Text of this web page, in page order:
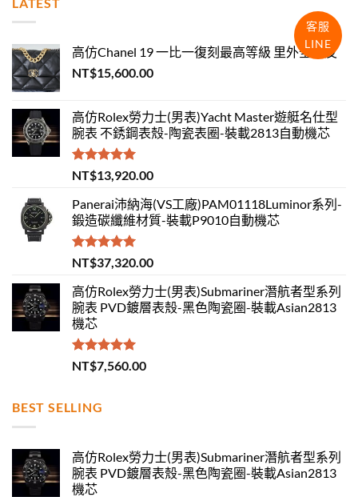
高仿Chanel 19 一比一復刻最高等級 里外全羊皮
NT$15,600.00
高仿Rolex勞力士(男表)Yacht Master遊艇名仕型
腕表 不銹鋼表殼-陶瓷表圈-裝載2813自動機芯
評分5.00
滿分 5
NT$13,920.00
Panerai沛納海(VS工廠)PAM01118Luminor系列-
鍛造碳纖維材質-裝載P9010自動機芯
評分5.00
滿分 5
NT$37,320.00
高仿Rolex勞力士(男表)Submariner潛航者型系列
腕表 PVD鍍層表殼-黑色陶瓷圈-裝載Asian2813
機芯
評分 5.00
滿分 5
NT$7,560.00
BEST SELLING
高仿Rolex勞力士(男表)Submariner潛航者型系列
腕表 PVD鍍層表殼-黑色陶瓷圈-裝載Asian2813
機芯
客服
LINE